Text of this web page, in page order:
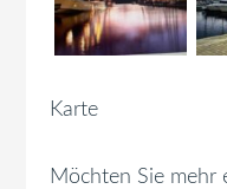
Karte
Möchten Sie mehr